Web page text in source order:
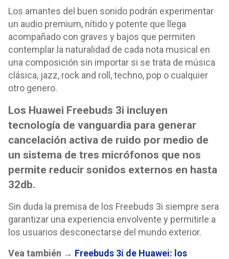
Los amantes del buen sonido podrán experimentar
un audio premium, nítido y potente que llega
acompañado con graves y bajos que permiten
contemplar la naturalidad de cada nota musical en
una composición sin importar si se trata de música
clásica, jazz, rock and roll, techno, pop o cualquier
otro genero.
Los Huawei Freebuds 3i incluyen
tecnología de vanguardia para generar
cancelación activa de ruido por medio de
un sistema de tres micrófonos que nos
permite reducir sonidos externos en hasta
32db.
Sin duda la premisa de los Freebuds 3i siempre sera
garantizar una experiencia envolvente y permitirle a
los usuarios desconectarse del mundo exterior.
Vea también → Freebuds 3i de Huawei: los